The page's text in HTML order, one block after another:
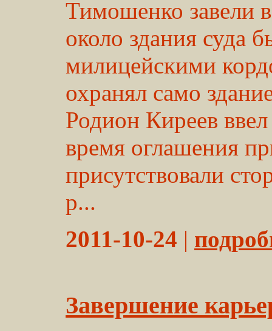
Тимошенко завели
около здания суда
милицейскими
охранял само
Родион Киреев
время оглашения
присутствовали
р...
2011-10-24 |
Завершение